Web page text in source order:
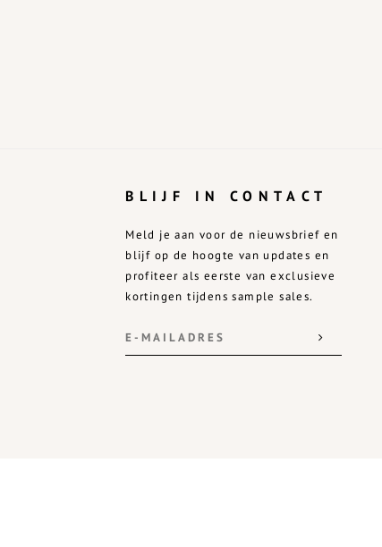
BLIJF IN CONTACT
Meld je aan voor de nieuwsbrief en
blijf op de hoogte van updates en
profiteer als eerste van exclusieve
kortingen tijdens sample sales.